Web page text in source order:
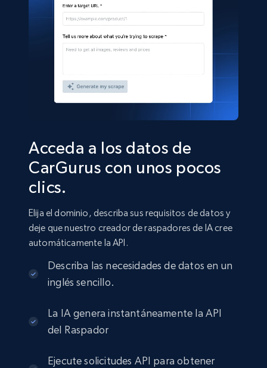
Acceda a los datos de
CarGurus con unos pocos
clics.
Elija el dominio, describa sus requisitos de datos y
deje que nuestro creador de raspadores de IA cree
automáticamente la API.
Describa las necesidades de datos en un
inglés sencillo.
La IA genera instantáneamente la API
del Raspador
Ejecute solicitudes API para obtener